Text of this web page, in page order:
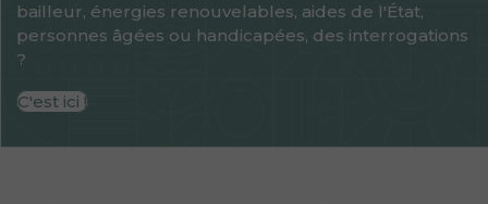
bailleur, énergies renouvelables, aides de l'État,
personnes âgées ou handicapées, des interrogations
?
C'est ici !